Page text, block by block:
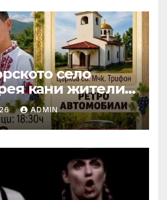
село
кани жители
традиционния
ADMIN